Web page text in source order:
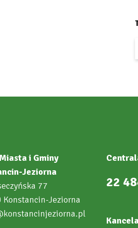
i Gminy
Jeziorna
77
Konstancin-Jeziorna
22